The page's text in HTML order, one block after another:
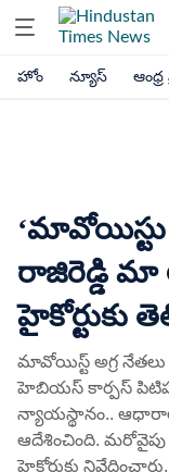
హోం న్యూస్ ఆంధ్ర
‘మావోయిస్టు
రాజిరెడ్డి మా
హైకోర్టుకు
మావోయిస్ట్ అగ్ర నేతలు
హెబియస్ కార్పస్
న్యాయస్థానం..
ఆదేశించింది. మరోవైపు
హైకోర్టుకు నివేదించారు.